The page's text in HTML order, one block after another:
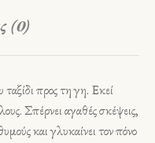
(0)
προς τη γη. Εκεί
Σπέρνει αγαθές σκέψεις,
και γλυκαίνει τον πόνο